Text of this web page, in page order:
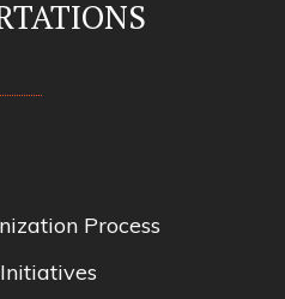
Process